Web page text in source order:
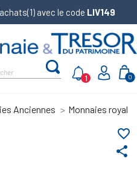
avec le code LIV149
0
1
Anciennes Monnaies royales
share
favorite_border